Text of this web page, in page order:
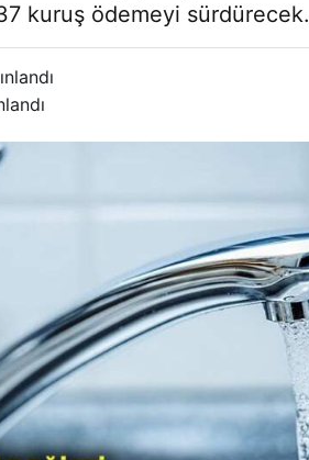
kuruş ödemeyi sürdürecek.